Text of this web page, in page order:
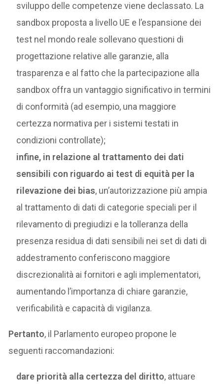
sviluppo delle competenze viene declassato. La
sandbox proposta a livello UE e l’espansione dei
test nel mondo reale sollevano questioni di
progettazione relative alle garanzie, alla
trasparenza e al fatto che la partecipazione alla
sandbox offra un vantaggio significativo in termini
di conformità (ad esempio, una maggiore
certezza normativa per i sistemi testati in
condizioni controllate);
infine, in relazione al trattamento dei dati
sensibili con riguardo ai test di equità per la
rilevazione dei bias, un’autorizzazione più ampia
al trattamento di dati di categorie speciali per il
rilevamento di pregiudizi e la tolleranza della
presenza residua di dati sensibili nei set di dati di
addestramento conferiscono maggiore
discrezionalità ai fornitori e agli implementatori,
aumentando l’importanza di chiare garanzie,
verificabilità e capacità di vigilanza.
Pertanto, il Parlamento europeo propone le
seguenti raccomandazioni:
dare priorità alla certezza del diritto, attuare